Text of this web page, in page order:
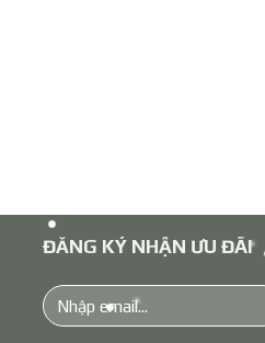
ĐĂNG KÝ NHẬN ƯU ĐÃI